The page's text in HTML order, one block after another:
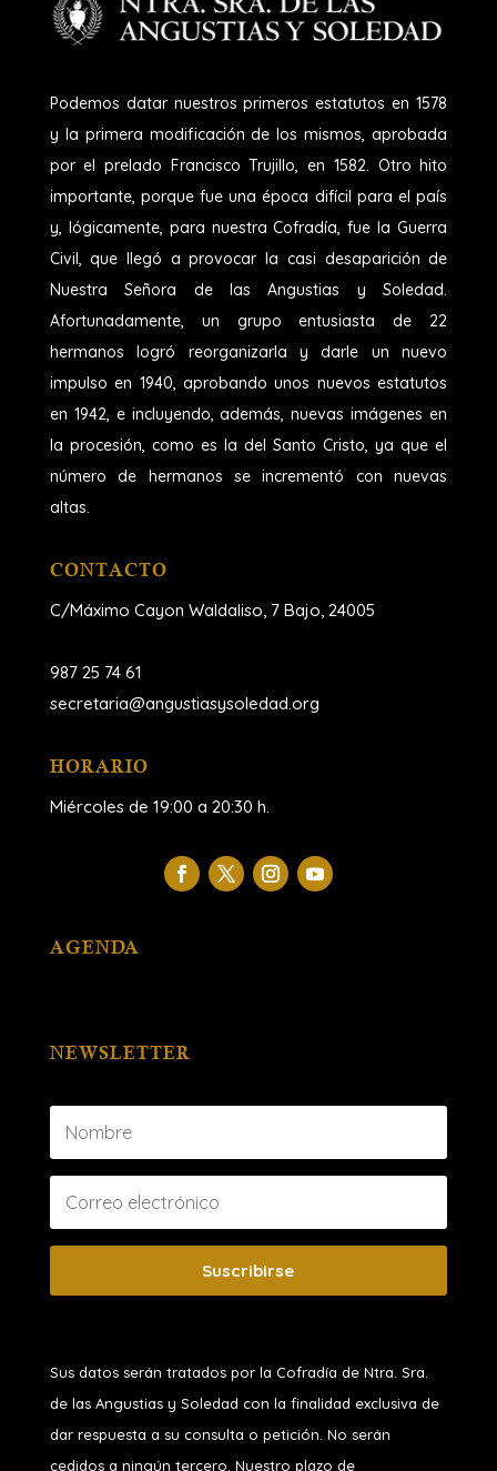
Podemos datar nuestros primeros estatutos en 1578
y la primera modificación de los mismos, aprobada
por el prelado Francisco Trujillo, en 1582. Otro hito
importante, porque fue una época difícil para el país
y, lógicamente, para nuestra Cofradía, fue la Guerra
Civil, que llegó a provocar la casi desaparición de
Nuestra Señora de las Angustias y Soledad.
Afortunadamente, un grupo entusiasta de 22
hermanos logró reorganizarla y darle un nuevo
impulso en 1940, aprobando unos nuevos estatutos
en 1942, e incluyendo, además, nuevas imágenes en
la procesión, como es la del Santo Cristo, ya que el
número de hermanos se incrementó con nuevas
altas.
CONTACTO
C/Máximo Cayon Waldaliso, 7 Bajo, 24005
987 25 74 61
secretaria@angustiasysoledad.org
HORARIO
Miércoles de 19:00 a 20:30 h.
AGENDA
NEWSLETTER
Suscribirse
Sus datos serán tratados por la Cofradía de Ntra. Sra.
de las Angustias y Soledad con la finalidad exclusiva de
dar respuesta a su consulta o petición. No serán
cedidos a ningún tercero. Nuestro plazo de